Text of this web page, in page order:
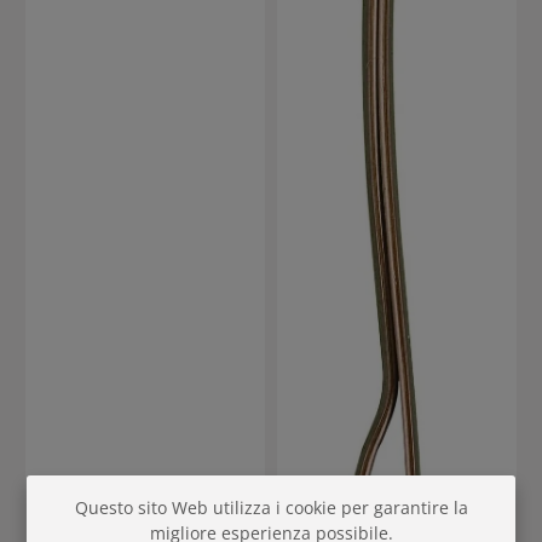
Questo sito Web utilizza i cookie per garantire la
migliore esperienza possibile.